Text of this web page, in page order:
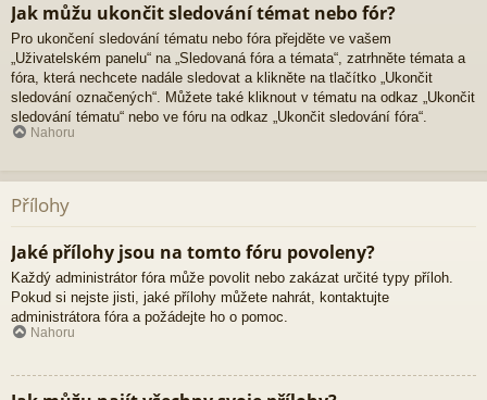
Jak můžu ukončit sledování témat nebo fór?
Pro ukončení sledování tématu nebo fóra přejděte ve vašem
„Uživatelském panelu“ na „Sledovaná fóra a témata“, zatrhněte témata a
fóra, která nechcete nadále sledovat a klikněte na tlačítko „Ukončit
sledování označených“. Můžete také kliknout v tématu na odkaz „Ukončit
sledování tématu“ nebo ve fóru na odkaz „Ukončit sledování fóra“.
Nahoru
Přílohy
Jaké přílohy jsou na tomto fóru povoleny?
Každý administrátor fóra může povolit nebo zakázat určité typy příloh.
Pokud si nejste jisti, jaké přílohy můžete nahrát, kontaktujte
administrátora fóra a požádejte ho o pomoc.
Nahoru